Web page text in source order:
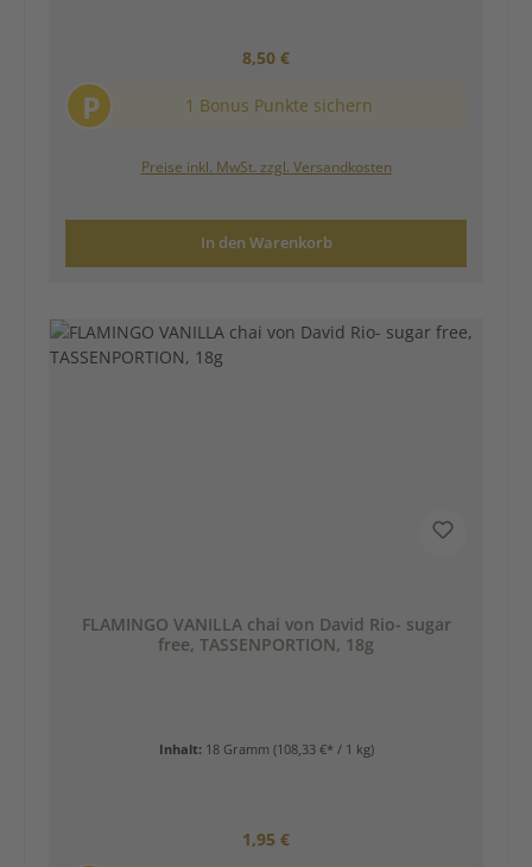
Regulärer Preis:
8,50 €
P 1 Bonus Punkte sichern
Preise inkl. MwSt. zzgl. Versandkosten
In den Warenkorb
FLAMINGO VANILLA chai von David Rio- sugar
free, TASSENPORTION, 18g
Inhalt: 18 Gramm (108,33 €* / 1 kg)
Regulärer Preis:
1,95 €